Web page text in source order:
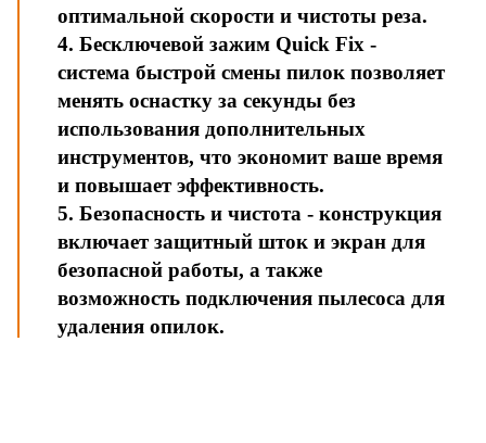
оптимальной скорости и чистоты реза.
4. Бесключевой зажим Quick Fix -
система быстрой смены пилок позволяет
менять оснастку за секунды без
использования дополнительных
инструментов, что экономит ваше время
и повышает эффективность.
5. Безопасность и чистота - конструкция
включает защитный шток и экран для
безопасной работы, а также
возможность подключения пылесоса для
удаления опилок.